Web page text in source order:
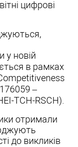
цифрові
у новій
в рамках
–
TCH-RSCH).
отримали
до викликів